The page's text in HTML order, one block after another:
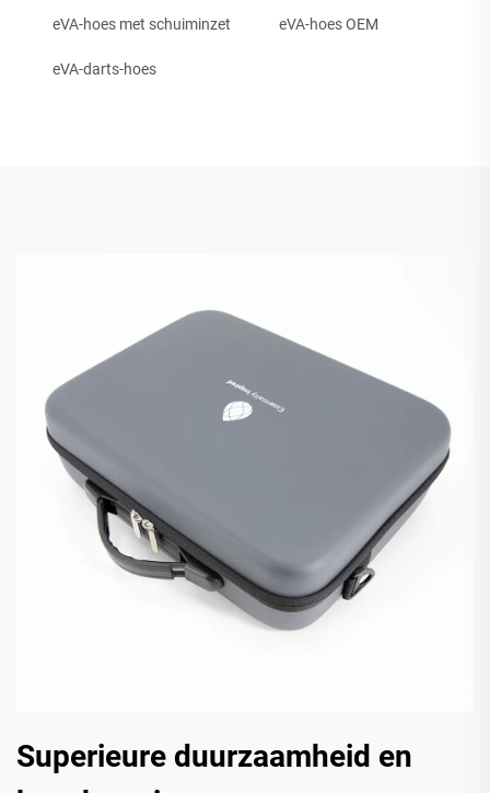
eVA-hoes met schuiminzet eVA-hoes OEM
eVA-darts-hoes
Superieure duurzaamheid en